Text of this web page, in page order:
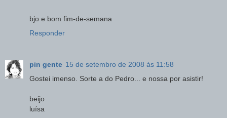
bjo e bom fim-de-semana
Responder
pin gente 15 de setembro de 2008 às 11:58
Gostei imenso. Sorte a do Pedro... e nossa por asistir!
beijo
luísa